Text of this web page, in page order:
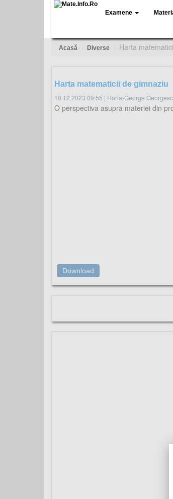
Examene
Acasă Diverse Harta
Harta matematicii de gimnaziu
10.12.2023 09:55 | Horia-George
O perspectiva asupra materiei din
Download